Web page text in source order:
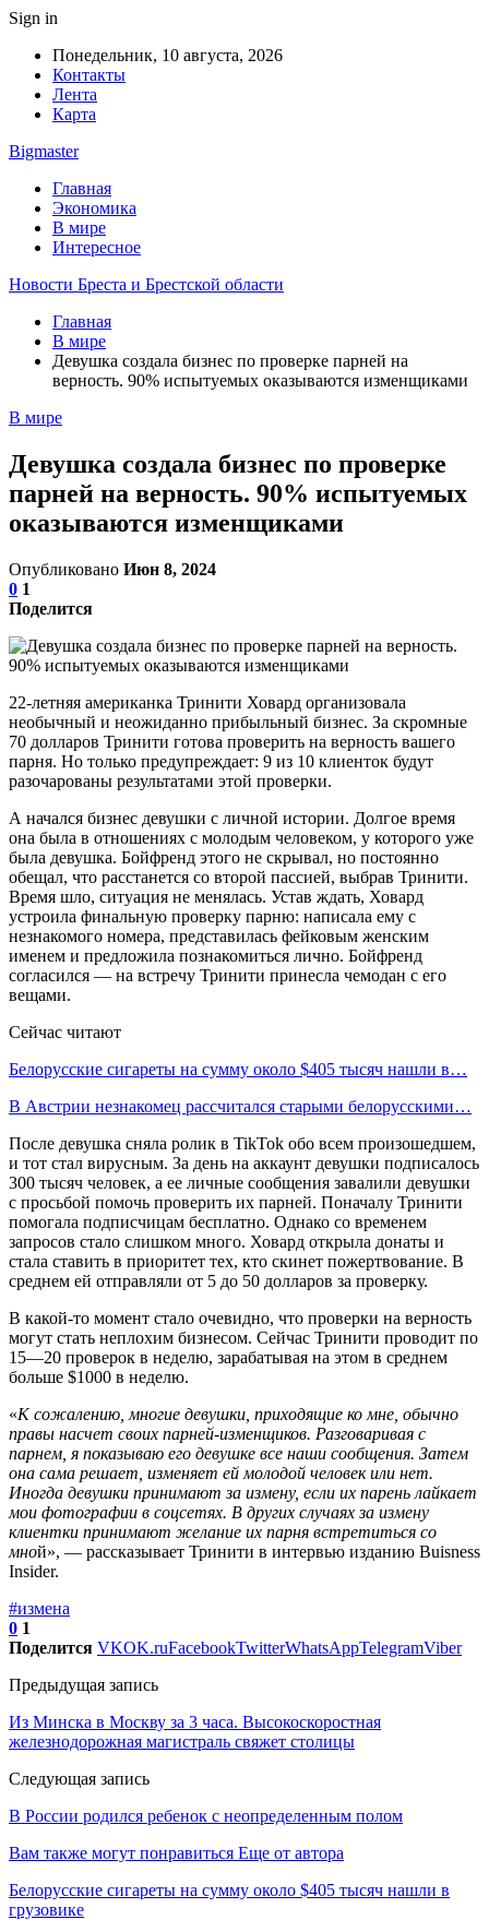
Sign in
Понедельник, 10 августа, 2026
Контакты
Лента
Карта
Bigmaster
Главная
Экономика
В мире
Интересное
Новости Бреста и Брестской области
Главная
В мире
Девушка создала бизнес по проверке парней на
верность. 90% испытуемых оказываются изменщиками
В мире
Девушка создала бизнес по проверке
парней на верность. 90% испытуемых
оказываются изменщиками
Опубликовано Июн 8, 2024
0 1
Поделится
22-летняя американка Тринити Ховард организовала
необычный и неожиданно прибыльный бизнес. За скромные
70 долларов Тринити готова проверить на верность вашего
парня. Но только предупреждает: 9 из 10 клиенток будут
разочарованы результатами этой проверки.
А начался бизнес девушки с личной истории. Долгое время
она была в отношениях с молодым человеком, у которого уже
была девушка. Бойфренд этого не скрывал, но постоянно
обещал, что расстанется со второй пассией, выбрав Тринити.
Время шло, ситуация не менялась. Устав ждать, Ховард
устроила финальную проверку парню: написала ему с
незнакомого номера, представилась фейковым женским
именем и предложила познакомиться лично. Бойфренд
согласился — на встречу Тринити принесла чемодан с его
вещами.
Сейчас читают
Белорусские сигареты на сумму около $405 тысяч нашли в…
В Австрии незнакомец рассчитался старыми белорусскими…
После девушка сняла ролик в TikTok обо всем произошедшем,
и тот стал вирусным. За день на аккаунт девушки подписалось
300 тысяч человек, а ее личные сообщения завалили девушки
с просьбой помочь проверить их парней. Поначалу Тринити
помогала подписчицам бесплатно. Однако со временем
запросов стало слишком много. Ховард открыла донаты и
стала ставить в приоритет тех, кто скинет пожертвование. В
среднем ей отправляли от 5 до 50 долларов за проверку.
В какой-то момент стало очевидно, что проверки на верность
могут стать неплохим бизнесом. Сейчас Тринити проводит по
15—20 проверок в неделю, зарабатывая на этом в среднем
больше $1000 в неделю.
«К сожалению, многие девушки, приходящие ко мне, обычно
правы насчет своих парней-изменщиков. Разговаривая с
парнем, я показываю его девушке все наши сообщения. Затем
она сама решает, изменяет ей молодой человек или нет.
Иногда девушки принимают за измену, если их парень лайкает
мои фотографии в соцсетях. В других случаях за измену
клиентки принимают желание их парня встретиться со
мной», — рассказывает Тринити в интервью изданию Buisness
Insider.
#измена
0 1
Поделится VKOK.ruFacebookTwitterWhatsAppTelegramViber
Предыдущая запись
Из Минска в Москву за 3 часа. Высокоскоростная
железнодорожная магистраль свяжет столицы
Следующая запись
В России родился ребенок с неопределенным полом
Вам также могут понравиться Еще от автора
Белорусские сигареты на сумму около $405 тысяч нашли в
грузовике